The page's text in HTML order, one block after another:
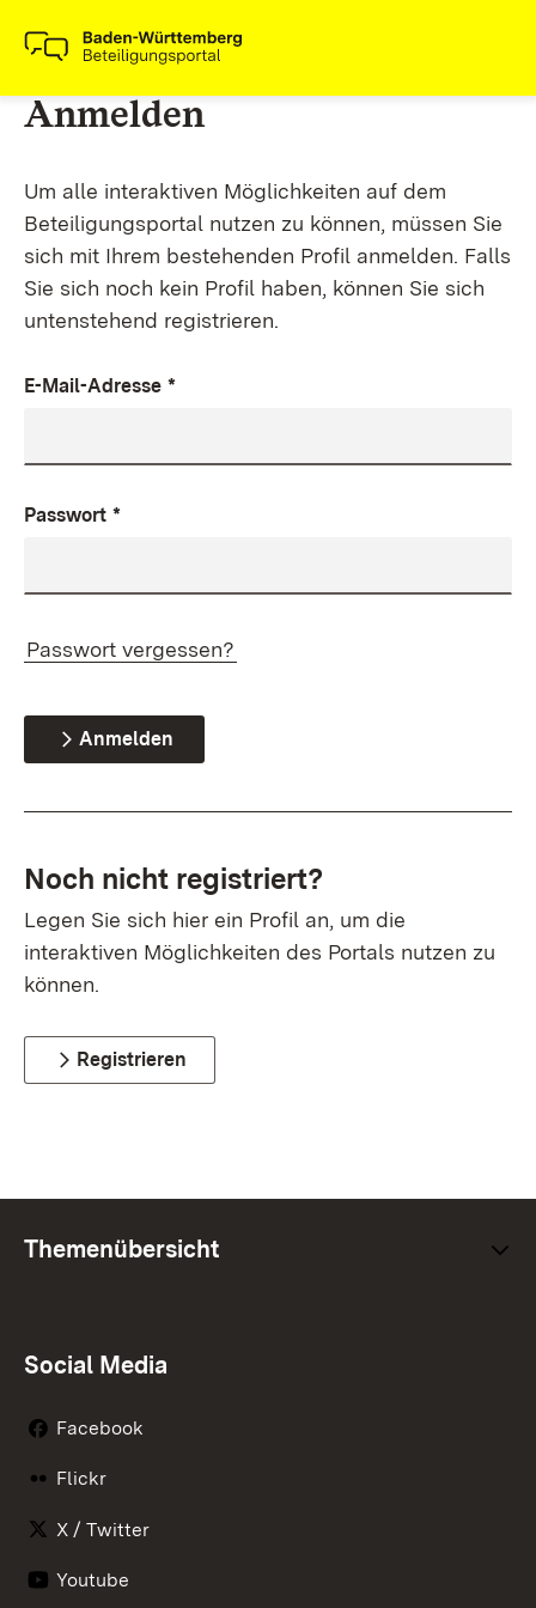
Anmelden
Um alle interaktiven Möglichkeiten auf dem
Beteiligungsportal nutzen zu können, müssen Sie
sich mit Ihrem bestehenden Profil anmelden. Falls
Sie sich noch kein Profil haben, können Sie sich
untenstehend registrieren.
E-Mail-Adresse *
Passwort *
Passwort vergessen?
Anmelden
Noch nicht registriert?
Legen Sie sich hier ein Profil an, um die
interaktiven Möglichkeiten des Portals nutzen zu
können.
Registrieren
Themenübersicht
Social Media
Facebook
Flickr
X / Twitter
Youtube